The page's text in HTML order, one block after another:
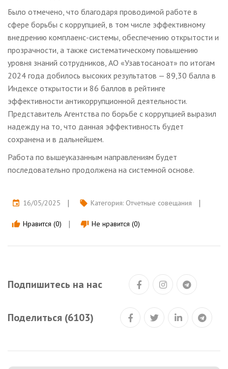
Было отмечено, что благодаря проводимой работе в
сфере борьбы с коррупцией, в том числе эффективному
внедрению комплаенс-системы, обеспечению открытости и
прозрачности, а также систематическому повышению
уровня знаний сотрудников, АО «Узавтосаноат» по итогам
2024 года добилось высоких результатов — 89,30 балла в
Индексе открытости и 86 баллов в рейтинге
эффективности антикоррупционной деятельности.
Представитель Агентства по борьбе с коррупцией выразил
надежду на то, что данная эффективность будет
сохранена и в дальнейшем.
Работа по вышеуказанным направлениям будет
последовательно продолжена на системной основе.
event 16/05/2025 local_offer Категория: Отчетные совещания
thumb_up Нравится (0) thumb_down Не нравится (0)
Подпишитесь на нас
Поделиться (6103)